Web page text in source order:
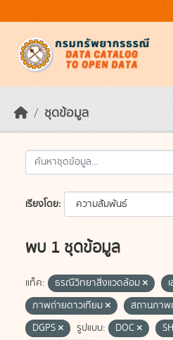
ชุดข้อมูล
เรียงโดย
พบ 1 ชุดข้อมูล
แท็ค: ธรณีวิทยาสิ่งแวดล้อม
ภาพถ่ายดาวเทียม
สถานภาพ
DGPS
รูปแบบ: DOC